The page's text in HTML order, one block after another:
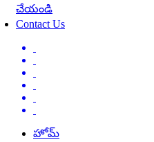
చేయండి
Contact Us
హోమ్